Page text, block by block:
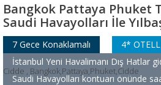
Bangkok Pattaya Phuket
Saudi Havayolları İle
7 Gece Konaklamalı
4*
İstanbul Yeni Havalimanı Dış Hatlar
Saudi Havayolları kontuarı önünde
Cidde , Bangkok,Pattaya,Phuket,Cidde